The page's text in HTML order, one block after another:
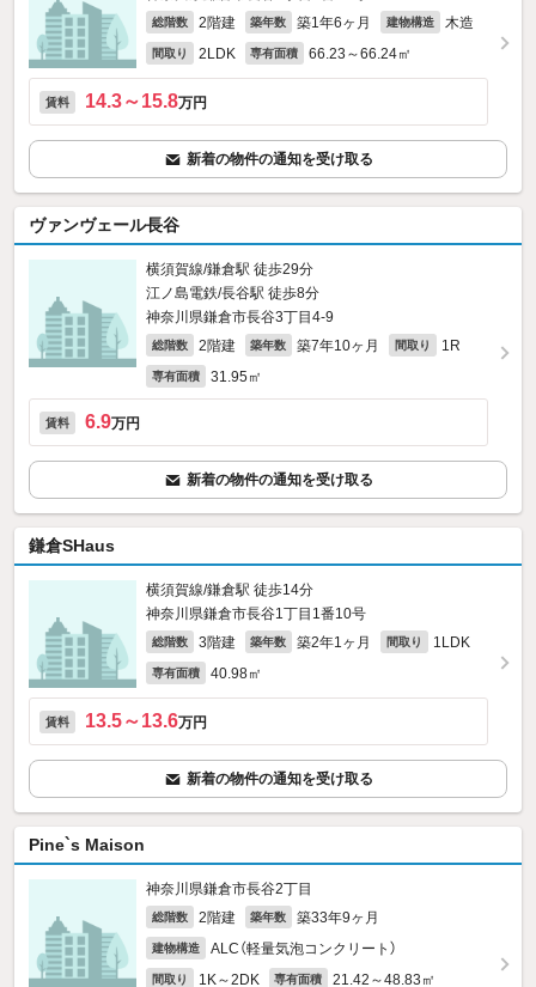
総階数 2階建 築年数 築1年6ヶ月 建物構造 木造
間取り 2LDK 専有面積 66.23～66.24㎡
賃料 14.3～15.8万円
新着の物件の通知を受け取る
ヴァンヴェール長谷
横須賀線/鎌倉駅 徒歩29分
江ノ島電鉄/長谷駅 徒歩8分
神奈川県鎌倉市長谷3丁目4-9
総階数 2階建 築年数 築7年10ヶ月 間取り 1R
専有面積 31.95㎡
賃料 6.9万円
新着の物件の通知を受け取る
鎌倉SHaus
横須賀線/鎌倉駅 徒歩14分
神奈川県鎌倉市長谷1丁目1番10号
総階数 3階建 築年数 築2年1ヶ月 間取り 1LDK
専有面積 40.98㎡
賃料 13.5～13.6万円
新着の物件の通知を受け取る
Pine`s Maison
神奈川県鎌倉市長谷2丁目
総階数 2階建 築年数 築33年9ヶ月
建物構造 ALC（軽量気泡コンクリート）
間取り 1K～2DK 専有面積 21.42～48.83㎡